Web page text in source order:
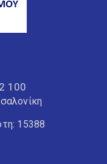
100
15388